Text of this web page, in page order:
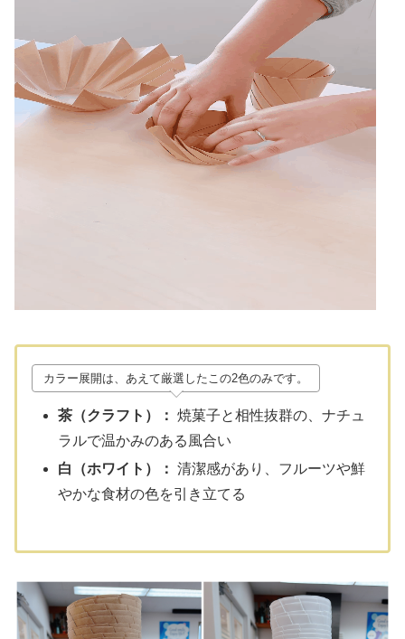
カラー展開は、あえて厳選したこの2色のみです。
茶（クラフト）： 焼菓子と相性抜群の、ナチュ
ラルで温かみのある風合い
白（ホワイト）： 清潔感があり、フルーツや鮮
やかな食材の色を引き立てる